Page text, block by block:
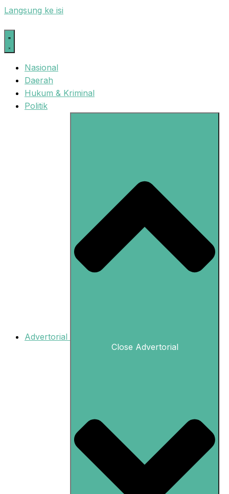
Langsung ke isi
Nasional
Daerah
Hukum & Kriminal
Politik
Advertorial
Close Advertorial